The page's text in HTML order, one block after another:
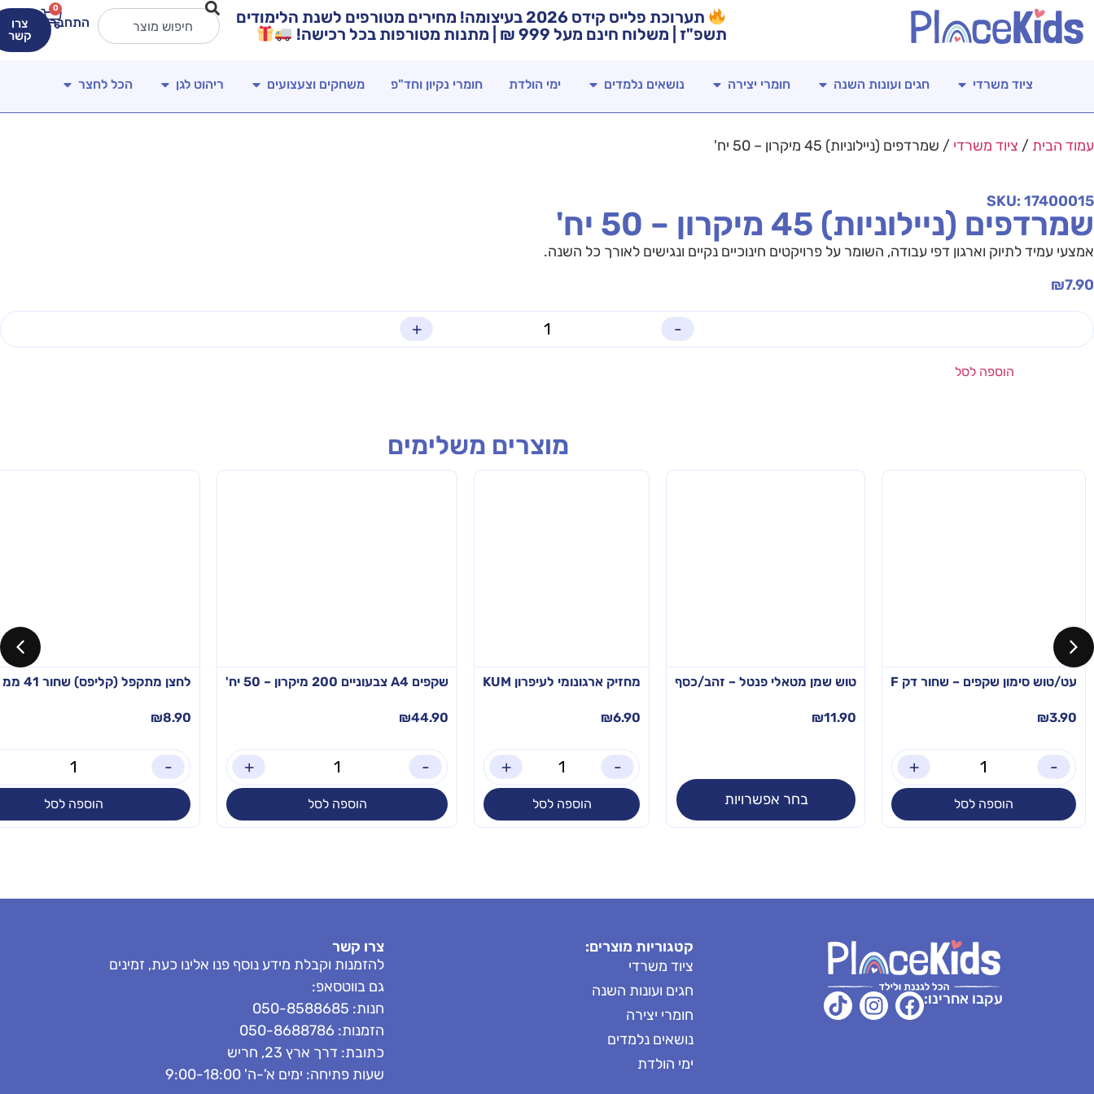
תערוכת פלייס קידס 2026 בעיצומה! מחירים מטורפים לשנת הלימודים
תשפ"ז | משלוח חינם מעל 999 ₪ | מתנות מטורפות בכל רכישה!
התחברות
0
צרו
קשר
ציוד משרדי חגים ועונות השנה חומרי יצירה נושאים נלמדים ימי הולדת חומרי נקיון וחד"פ משחקים וצעצועים ריהוט לגן הכל לחצר
עמוד הבית / ציוד משרדי / שמרדפים (ניילוניות) 45 מיקרון – 50 יח'
SKU: 17400015
שמרדפים (ניילוניות) 45 מיקרון – 50 יח'
אמצעי עמיד לתיוק וארגון דפי עבודה, השומר על פרויקטים חינוכיים נקיים ונגישים לאורך כל השנה.
₪7.90
-
+
הוספה לסל
מוצרים משלימים
עט/טוש סימון שקפים – שחור דק F
₪3.90
-
+
הוספה לסל
טוש שמן מטאלי פנטל – זהב/כסף
₪11.90
בחר אפשרויות
מחזיק ארגונומי לעיפרון KUM
₪6.90
-
+
הוספה לסל
שקפים A4 צבעוניים 200 מיקרון – 50 יח'
₪44.90
-
+
הוספה לסל
לחצן מתקפל (קליפס) שחור 41 ממ – 12 יח'
₪8.90
-
הוספה לסל
עקבו אחרינו:
קטגוריות מוצרים:
ציוד משרדי
חגים ועונות השנה
חומרי יצירה
נושאים נלמדים
ימי הולדת
צרו קשר
להזמנות וקבלת מידע נוסף פנו אלינו כעת, זמינים
גם בווטסאפ:
חנות: 050-8588685
הזמנות: 050-8688786
כתובת: דרך ארץ 23, חריש
שעות פתיחה: ימים א'-ה' 9:00-18:00